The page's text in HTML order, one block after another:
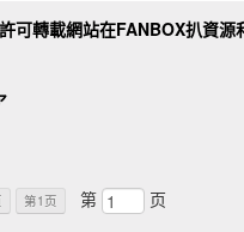
可轉載網站在FANBOX扒資源
第1页 第 页